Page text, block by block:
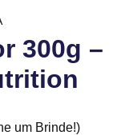
300g –
um Brinde!)